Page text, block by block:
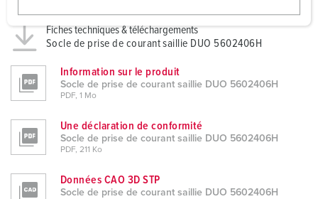
w
h
l
Fiches techniques & téléchargements
Socle de prise de courant saillie DUO 5602406H
Information sur le produit
Socle de prise de courant saillie DUO 5602406H
PDF, 1 Mo
Une déclaration de conformité
Socle de prise de courant saillie DUO 5602406H
PDF, 211 Ko
Données CAO 3D STP
Socle de prise de courant saillie DUO 5602406H